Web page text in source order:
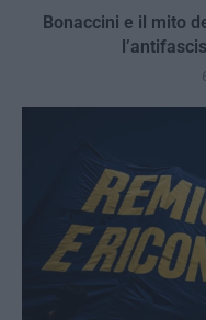
Bonaccini e il mito